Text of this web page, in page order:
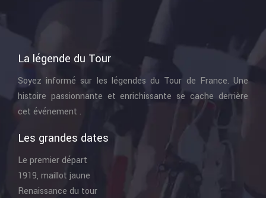
La légende du Tour
Soyez informé sur les légendes du Tour de France. Une
histoire passionnante et enrichissante se cache derrière
cet événement .
Les grandes dates
Le premier départ
1919, maillot jaune
Renaissance du tour